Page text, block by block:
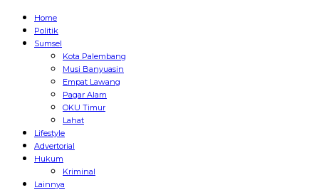
Home
Politik
Sumsel
Kota Palembang
Musi Banyuasin
Empat Lawang
Pagar Alam
OKU Timur
Lahat
Lifestyle
Advertorial
Hukum
Kriminal
Lainnya